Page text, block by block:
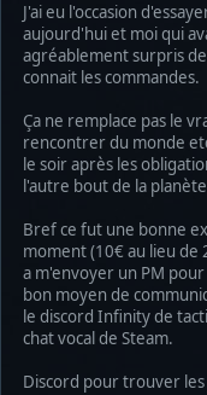
J'ai eu l'occasion
aujourd'hui et moi qui
agréablement surpris
connait les commandes.
Ça ne remplace pas le
rencontrer du monde
le soir après les
l'autre bout de la
Bref ce fut une bonne
moment (10€ au lieu de
a m'envoyer un PM
bon moyen de
le discord Infinity de
chat vocal de Steam.
Discord pour trouver